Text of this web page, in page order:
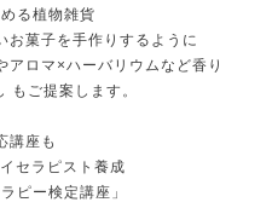
る植物雑貨
お菓子を手作りするように
アロマ×ハーバリウムなど香り
もご提案します。
講座も
セラピスト養成
ピー検定講座」